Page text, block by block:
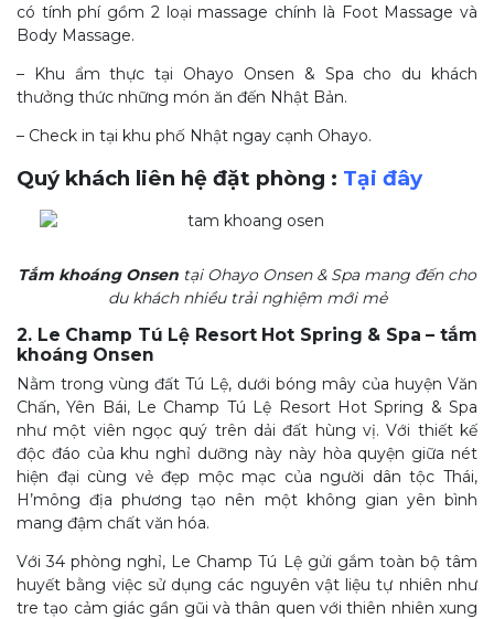
có tính phí gồm 2 loại massage chính là Foot Massage và
Body Massage.
– Khu ẩm thực tại Ohayo Onsen & Spa cho du khách
thưởng thức những món ăn đến Nhật Bản.
– Check in tại khu phố Nhật ngay cạnh Ohayo.
Quý khách liên hệ đặt phòng : Tại đây
Tắm khoáng Onsen tại Ohayo Onsen & Spa mang đến cho
du khách nhiều trải nghiệm mới mẻ
2. Le Champ Tú Lệ Resort Hot Spring & Spa – tắm
khoáng Onsen
Nằm trong vùng đất Tú Lệ, dưới bóng mây của huyện Văn
Chấn, Yên Bái, Le Champ Tú Lệ Resort Hot Spring & Spa
như một viên ngọc quý trên dải đất hùng vị. Với thiết kế
độc đáo của khu nghỉ dưỡng này này hòa quyện giữa nét
hiện đại cùng vẻ đẹp mộc mạc của người dân tộc Thái,
H’mông địa phương tạo nên một không gian yên bình
mang đậm chất văn hóa.
Với 34 phòng nghỉ, Le Champ Tú Lệ gửi gắm toàn bộ tâm
huyết bằng việc sử dụng các nguyên vật liệu tự nhiên như
tre tạo cảm giác gần gũi và thân quen với thiên nhiên xung